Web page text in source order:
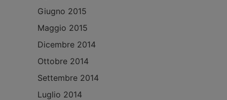
Giugno 2015
Maggio 2015
Dicembre 2014
Ottobre 2014
Settembre 2014
Luglio 2014